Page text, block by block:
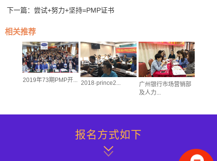
下一篇： 尝试+努力+坚持=PMP证书
相关推荐
2019年73期PMP开... 2018·prince2...
广州银行市场营销部
及人力...
报名方式如下